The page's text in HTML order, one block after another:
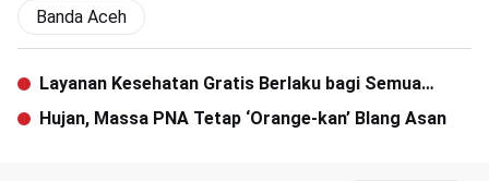
Banda Aceh
Layanan Kesehatan Gratis Berlaku bagi Semua
Warga Aceh
Hujan, Massa PNA Tetap ‘Orange-kan’ Blang Asan